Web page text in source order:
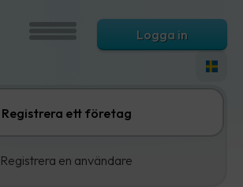
Logga in
Registrera ett företag
Registrera en användare